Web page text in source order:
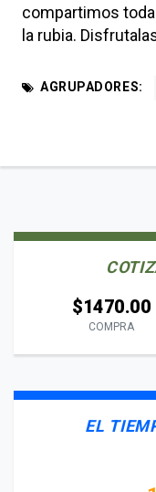
compartimos
la rubia.
AGRUPADORES:
$1470.00
COMPRA
EL